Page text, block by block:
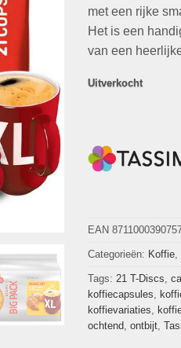
met een rijke
Het is een
van een
Uitverkocht
EAN
Categorieën: Koffie,
Tags: 21 T-Discs
koffiecapsules
koffievariaties
ochtend, ontbijt,